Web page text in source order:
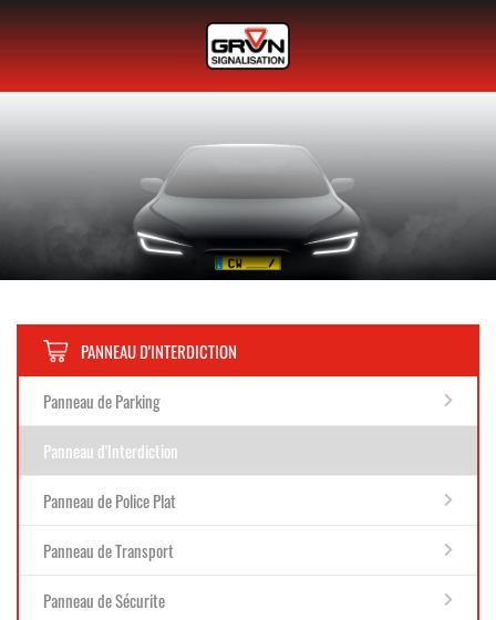
PANNEAU D'INTERDICTION
Panneau de Parking
Panneau d'Interdiction
Panneau de Police Plat
Panneau de Transport
Panneau de Sécurite